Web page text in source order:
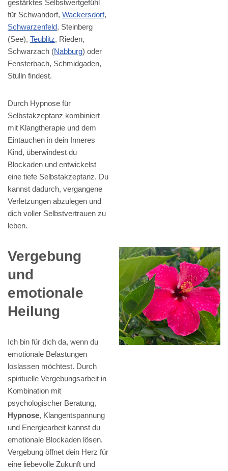
gestärktes Selbstwertgefühl
für Schwandorf, Wackersdorf,
Schwarzenfeld, Steinberg
(See), Teublitz, Rieden,
Schwarzach (Nabburg) oder
Fensterbach, Schmidgaden,
Stulln findest.
Durch Hypnose für
Selbstakzeptanz kombiniert
mit Klangtherapie und dem
Eintauchen in dein Inneres
Kind, überwindest du
Blockaden und entwickelst
eine tiefe Selbstakzeptanz. Du
kannst dadurch, vergangene
Verletzungen abzulegen und
dich voller Selbstvertrauen zu
leben.
Vergebung
und
emotionale
Heilung
Ich bin für dich da, wenn du
emotionale Belastungen
loslassen möchtest. Durch
spirituelle Vergebungsarbeit in
Kombination mit
psychologischer Beratung,
Hypnose, Klangentspannung
und Energiearbeit kannst du
emotionale Blockaden lösen.
Vergebung öffnet dein Herz für
eine liebevolle Zukunft und